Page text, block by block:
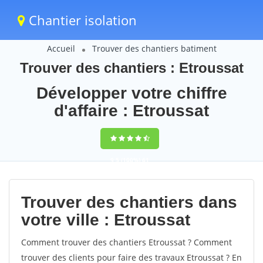
Chantier isolation
Accueil Trouver des chantiers batiment
Trouver des chantiers : Etroussat
Développer votre chiffre
d'affaire : Etroussat
9,5(100%)61
votes
Trouver des chantiers dans
votre ville : Etroussat
Comment trouver des chantiers Etroussat ? Comment
trouver des clients pour faire des travaux Etroussat ? En